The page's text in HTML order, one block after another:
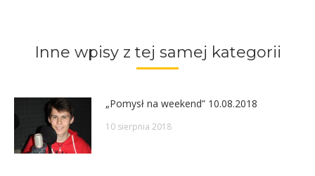
Inne wpisy z tej samej kategorii
„Pomysł na weekend” 10.08.2018
10 sierpnia 2018